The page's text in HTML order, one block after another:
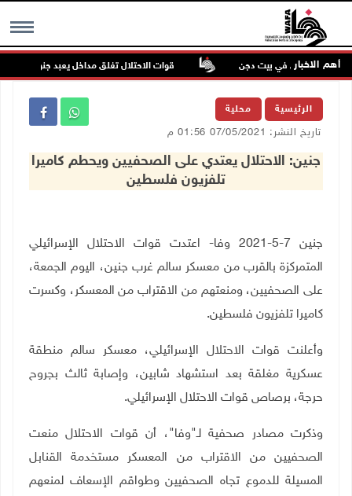
MENU أهم الاخبار
للمستعمرين في بيت دجن قوات الاحتلال تغلق مداخل يعبد جنوب غرب جنين
الرئيسية محلية
تاريخ النشر: 07/05/2021 01:56 م
جنين: الاحتلال يعتدي على الصحفيين ويحطم كاميرا
تلفزيون فلسطين
جنين 7-5-2021 وفا- اعتدت قوات الاحتلال الإسرائيلي
المتمركزة بالقرب من معسكر سالم غرب جنين، اليوم الجمعة،
على الصحفيين، ومنعتهم من الاقتراب من المعسكر ، وكسرت
كاميرا تلفزيون فلسطين.
وأعلنت قوات الاحتلال الإسرائيلي، معسكر سالم منطقة
عسكرية مغلقة بعد استشهاد شابين، وإصابة ثالث بجروح
حرجة، برصاص قوات الاحتلال الإسرائيلي.
وذكرت مصادر صحفية لـ"وفا"، أن قوات الاحتلال منعت
الصحفيين من الاقتراب من المعسكر مستخدمة القنابل
المسيلة للدموع تجاه الصحفيين وطواقم الإسعاف لمنعهم